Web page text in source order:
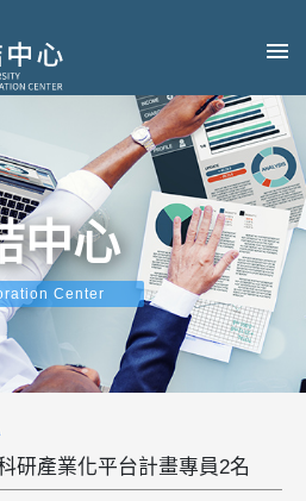
中心
Center
研產業化平台計畫專員2名